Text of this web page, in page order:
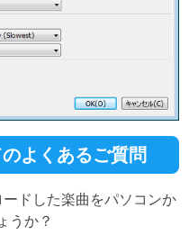
よくあるご質問
ドした楽曲をパソコンか
うか？